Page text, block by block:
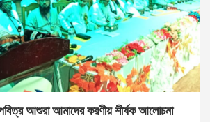
আশুরা আমাদের করণীয় শীর্ষক আলোচনা